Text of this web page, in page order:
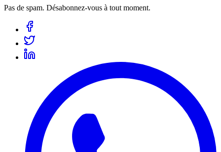
Pas de spam. Désabonnez-vous à tout moment.